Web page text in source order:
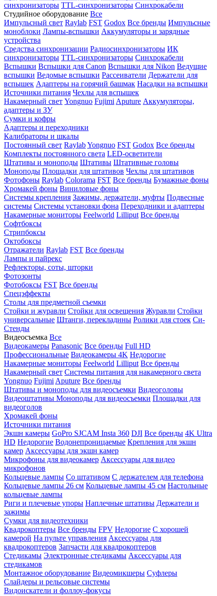
синхронизаторы TTL-синхронизаторы Синхрокабели
Студийное оборудование Все
Импульсный свет Raylab FST Godox Все бренды Импульсные
моноблоки Лампы-вспышки Аккумуляторы и зарядные
устройства
Средства синхронизации Радиосинхронизаторы ИК
синхронизаторы TTL-синхронизаторы Синхрокабели
Вспышки Вспышки для Canon Вспышки для Nikon Ведущие
вспышки Ведомые вспышки Рассеиватели Держатели для
вспышек Адаптеры на горячий башмак Насадки на вспышки
Источники питания Чехлы для вспышек
Накамерный свет Yongnuo Fujimi Aputure Аккумуляторы,
адаптеры и ЗУ
Сумки и кофры
Адаптеры и переходники
Калибраторы и шкалы
Постоянный свет RaylabYongnuo FST Godox Все бренды
Комплекты постоянного света LED-осветители
Штативы и моноподы Штативы Штативные головы
Моноподы Площадки для штативов Чехлы для штативов
Фотофоны Raylab Colorama FST Все бренды Бумажные фоны
Хромакей фоны Виниловые фоны
Системы крепления Зажимы, держатели, муфты Подвесные
системы Системы установки фона Переходники и адаптеры
Накамерные мониторы Feelworld Lilliput Все бренды
Софтбоксы
Стрипбоксы
Октобоксы
Отражатели Raylab FST Все бренды
Лампы и пайрекс
Рефлекторы, соты, шторки
Фотозонты
Фотобоксы FST Все бренды
Спецэффекты
Столы для предметной съемки
Стойки и журавли Стойки для освещения Журавли Стойки
универсальные Штанги, перекладины Ролики для стоек Си-
Стенды
Видеосъемка Все
Видеокамеры Panasonic Все бренды Full HD
Профессиональные Видеокамеры 4K Недорогие
Накамерные мониторы Feelworld Lilliput Все бренды
Накамерный свет Системы питания для накамерного света
Yongnuo Fujimi Aputure Все бренды
Штативы и моноподы для видеосъемки Видеоголовы
Видеоштативы Моноподы для видеосъемки Площадки для
видеоголов
Хромакей фоны
Источники питания
Экшн камеры GoPro SJCAM Insta 360 DJI Все бренды 4K Ultra
HD Недорогие Водонепроницаемые Крепления для экшн
камер Аксессуары для экшн камер
Микрофоны для видеокамер Аксессуары для видео
микрофонов
Кольцевые лампы Со штативом C держателем для телефона
Кольцевые лампы 26 см Кольцевые лампы 45 см Настольные
кольцевые лампы
Риги и плечевые упоры Наплечные штативы Держатели и
зажимы
Сумки для видеотехники
Квадрокоптеры Все бренды FPV Недорогие С хорошей
камерой На пульте управления Аксессуары для
квадрокоптеров Запчасти для квадрокоптеров
Стедикамы Электронные стедикамы Аксессуары для
стедикамов
Монтажное оборудование Видеомикшеры Суфлеры
Слайдеры и рельсовые системы
Видоискатели и фоллоу-фокусы